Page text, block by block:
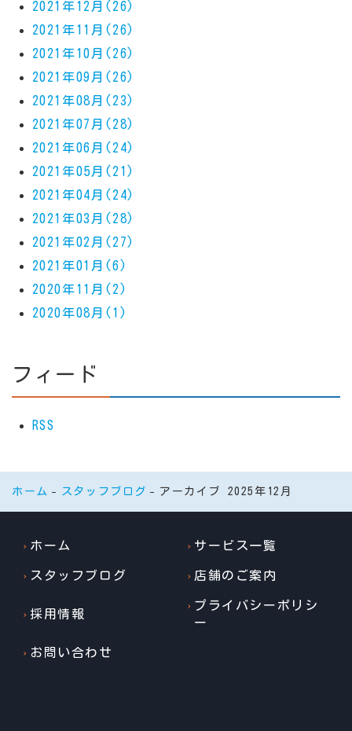
2021年12月(26)
2021年11月(26)
2021年10月(26)
2021年09月(26)
2021年08月(23)
2021年07月(28)
2021年06月(24)
2021年05月(21)
2021年04月(24)
2021年03月(28)
2021年02月(27)
2021年01月(6)
2020年11月(2)
2020年08月(1)
フィード
RSS
ホーム スタッフブログ アーカイブ 2025年12月
ホーム サービス一覧
スタッフブログ 店舗のご案内
採用情報
プライバシーポリシ
ー
お問い合わせ